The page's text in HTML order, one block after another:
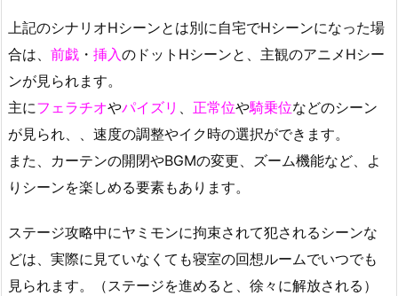
上記のシナリオHシーンとは別に自宅でHシーンになった場
合は、 前戯 ・ 挿入のドットHシーンと、主観のアニメHシー
ンが見られます。
主にフェラチオやパイズリ 、 正常位や騎乗位などのシーン
が見られ、、速度の調整やイク時の選択ができます。
また、カーテンの開閉やBGMの変更、ズーム機能など、よ
りシーンを楽しめる要素もあります。
ステージ攻略中にヤミモンに拘束されて犯されるシーンな
どは、実際に見ていなくても寝室の回想ルームでいつでも
見られます。（ステージを進めると、徐々に解放される）